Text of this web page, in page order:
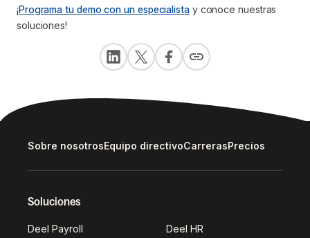
¡Programa tu demo con un especialistay conoce nuestras
soluciones!
Sobre nosotrosEquipo directivoCarrerasPrecios
Soluciones
Deel Payroll Deel HR